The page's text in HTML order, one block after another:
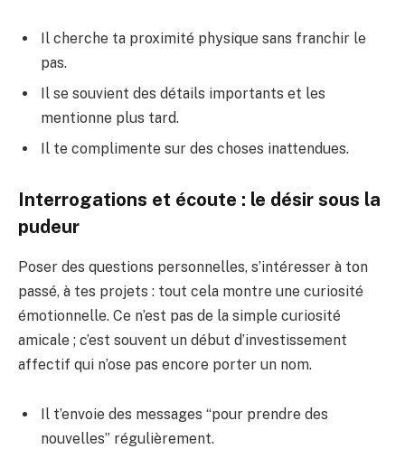
Il cherche ta proximité physique sans franchir le
pas.
Il se souvient des détails importants et les
mentionne plus tard.
Il te complimente sur des choses inattendues.
Interrogations et écoute : le désir sous la
pudeur
Poser des questions personnelles, s’intéresser à ton
passé, à tes projets : tout cela montre une curiosité
émotionnelle. Ce n’est pas de la simple curiosité
amicale ; c’est souvent un début d’investissement
affectif qui n’ose pas encore porter un nom.
Il t’envoie des messages “pour prendre des
nouvelles” régulièrement.